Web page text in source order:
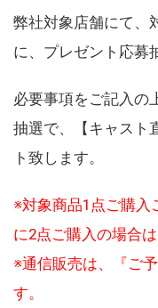
弊社対象店舗にて、
に、プレゼント応募
必要事項をご記入の
抽選で、【キャスト
ト致します。
※対象商品1点ご購入
に2点ご購入の場合
※通信販売は、『ご
す。